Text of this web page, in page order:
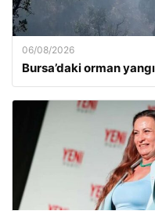
06/08/2026
Bursa’daki orman